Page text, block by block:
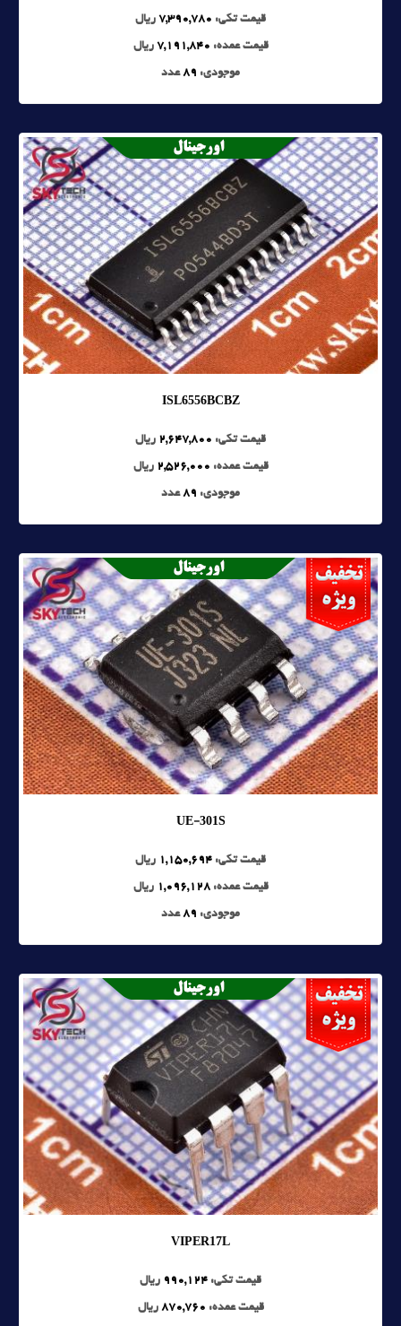
قیمت تکی: 7,390,780 ریال
قیمت عمده: 7,191,840 ریال
موجودی: 89عدد
ISL6556BCBZ
قیمت تکی: 2,647,800 ریال
قیمت عمده: 2,526,000 ریال
موجودی: 89عدد
UE-301S
قیمت تکی: 1,150,694 ریال
قیمت عمده:1,096,128 ریال
موجودی: 89عدد
VIPER17L
قیمت تکی: 990,124 ریال
قیمت عمده: 870,760 ریال